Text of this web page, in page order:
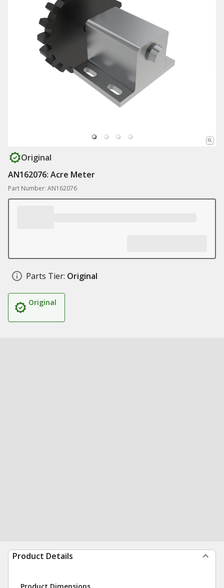
Original
AN162076: Acre Meter
Part Number: AN162076
Parts Tier: Original
Original
Product Details